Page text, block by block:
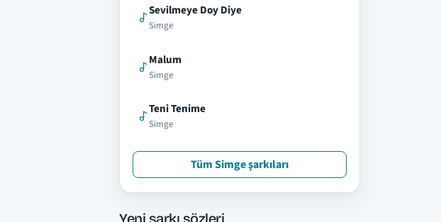
Sevilmeye Doy Diye
Simge
Malum
Simge
Teni Tenime
Simge
Tüm Simge şarkıları
Yeni şarkı sözleri